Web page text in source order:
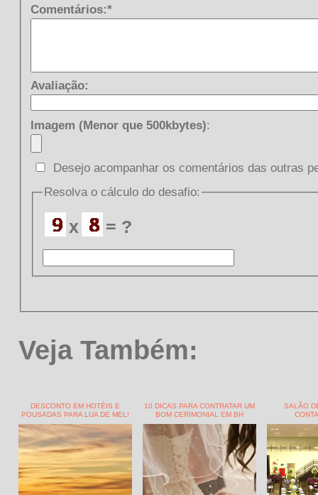
Comentários:*
Avaliação:
Imagem (Menor que 500kbytes):
Desejo acompanhar os comentários das outras
Resolva o cálculo do desafio:
x = ?
Veja Também:
DESCONTO EM HOTÉIS E
POUSADAS PARA LUA DE MEL!
10 DICAS PARA CONTRATAR UM
BOM CERIMONIAL EM BH
SALÃO